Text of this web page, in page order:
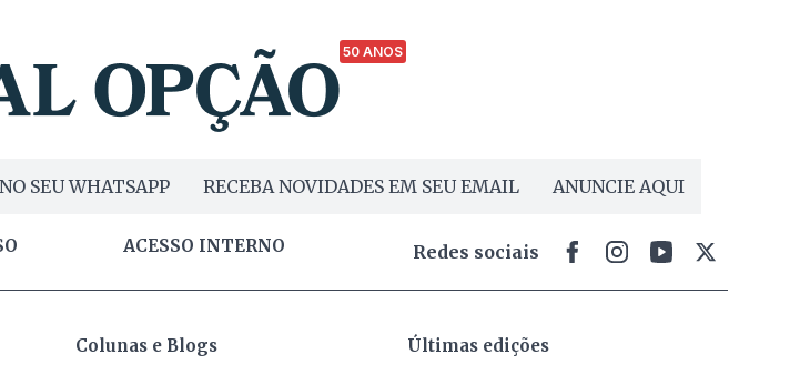
50 ANOS
SEU WHATSAPP RECEBA NOVIDADES EM SEU EMAIL ANUNCIE AQUI
ACESSO INTERNO Redes sociais
Colunas e Blogs Últimas edições